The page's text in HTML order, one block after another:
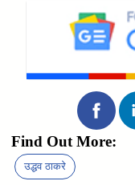
Find Out More:
उद्धव ठाकरे